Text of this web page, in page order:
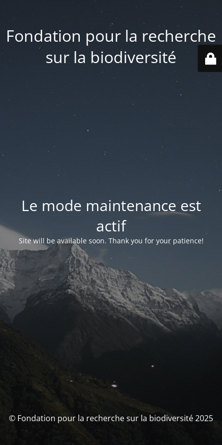
Fondation pour la recherche
sur la biodiversité
Le mode maintenance est
actif
Site will be available soon. Thank you for your patience!
© Fondation pour la recherche sur la biodiversité 2025